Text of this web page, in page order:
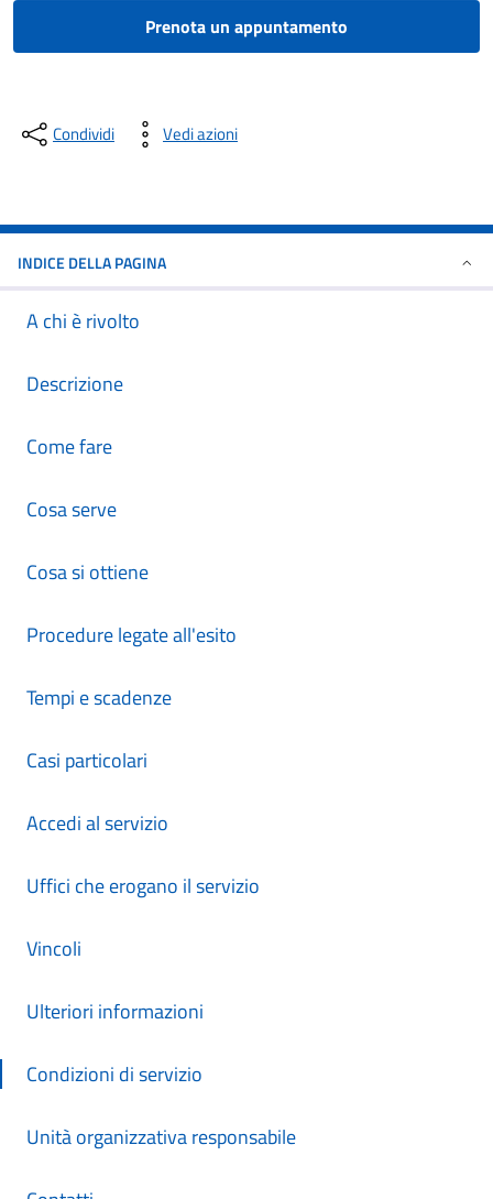
Prenota un appuntamento
Condividi Vedi azioni
INDICE DELLA PAGINA
A chi è rivolto
Descrizione
Come fare
Cosa serve
Cosa si ottiene
Procedure legate all'esito
Tempi e scadenze
Casi particolari
Accedi al servizio
Uffici che erogano il servizio
Vincoli
Ulteriori informazioni
Condizioni di servizio
Unità organizzativa responsabile